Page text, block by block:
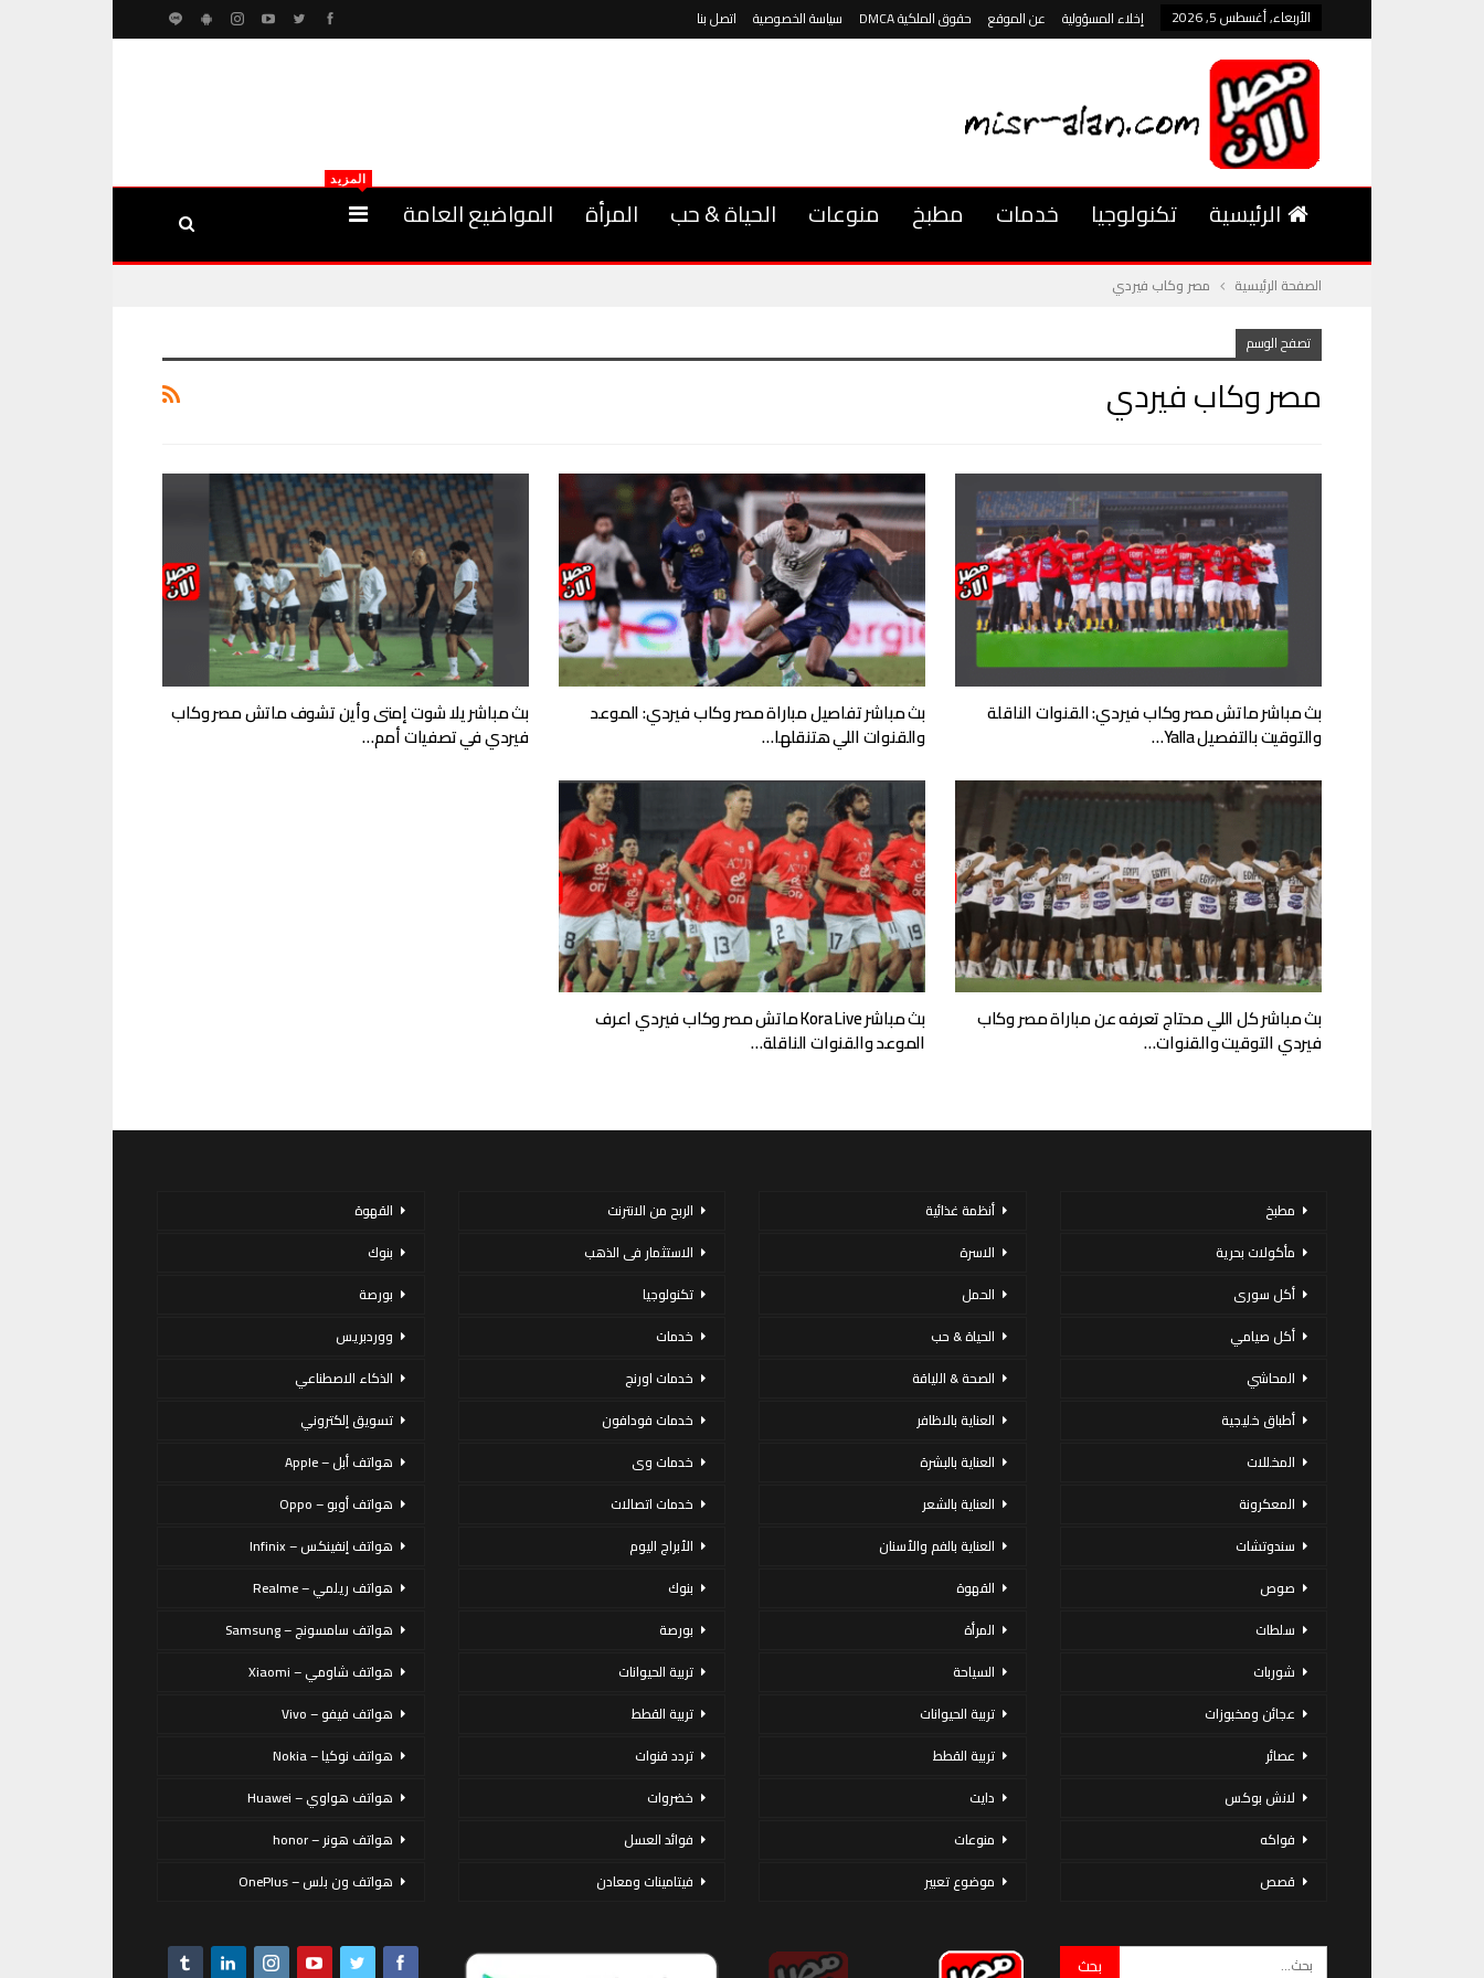
الأربعاء, أغسطس 5, 2026 إخلاء المسؤولية عن الموقع حقوق الملكية DMCA سياسة الخصوصية اتصل بنا
الرئيسية تكنولوجيا خدمات مطبخ منوعات الحياة & حب المرأة المواضيع العامة
المزيد
الصفحة الرئيسية مصر وكاب فيردي
تصفح الوسم
مصر وكاب فيردي
بث مباشر ماتش مصر وكاب فيردي: القنوات الناقلة
والتوقيت بالتفصيل Yalla…
بث مباشر تفاصيل مباراة مصر وكاب فيردي: الموعد
والقنوات اللي هتنقلها…
بث مباشر يلا شوت إمتى وأين تشوف ماتش مصر وكاب
فيردي في تصفيات أمم…
بث مباشر كل اللي محتاج تعرفه عن مباراة مصر وكاب
فيردي التوقيت والقنوات…
بث مباشر Kora Live ماتش مصر وكاب فيردي اعرف
الموعد والقنوات الناقلة…
مطبخ
مأكولات بحرية
أكل سورى
أكل صيامي
المحاشي
أطباق خليجية
المخللات
المعكرونة
سندوتشات
صوص
سلطات
شوربات
عجائن ومخبوزات
عصائر
لانش بوكس
فواكه
قصص
أنظمة غذائية
الاسرة
الحمل
الحياة & حب
الصحة & اللياقة
العناية بالاظافر
العناية بالبشرة
العناية بالشعر
العناية بالفم والأسنان
القهوة
المرأة
السياحة
تربية الحيوانات
تربية القطط
دايت
منوعات
موضوع تعبير
الربح من الانترنت
الاستثمار فى الذهب
تكنولوجيا
خدمات
خدمات اورنج
خدمات فودافون
خدمات وى
خدمات اتصالات
الأبراج اليوم
بنوك
بورصة
تربية الحيوانات
تربية القطط
تردد قنوات
خضروات
فوائد العسل
فيتامينات ومعادن
القهوة
بنوك
بورصة
ووردبريس
الذكاء الاصطناعي
تسويق إلكتروني
هواتف أبل – Apple
هواتف أوبو – Oppo
هواتف إنفينكس – Infinix
هواتف ريلمي – Realme
هواتف سامسونج – Samsung
هواتف شاومي – Xiaomi
هواتف فيفو – Vivo
هواتف نوكيا – Nokia
هواتف هواوي – Huawei
هواتف هونر – honor
هواتف ون بلس – OnePlus